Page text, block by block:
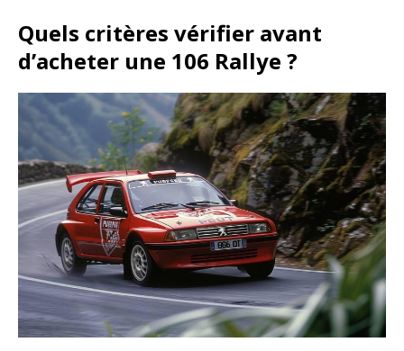
Quels critères vérifier avant
d’acheter une 106 Rallye ?